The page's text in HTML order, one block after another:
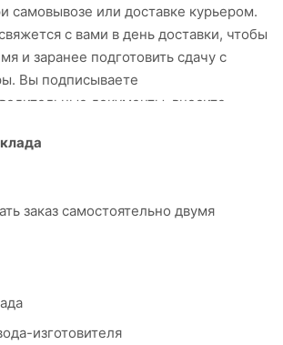
самовывозе или доставке курьером.
с вами в день доставки, чтобы
и заранее подготовить сдачу с
Вы подписываете
документы, вносите
получаете товар и чек.
расчет при самовывозе или
вас на сервер системы ASSIST. Здесь
при онлайн-заказе: PayPal,
заказ самостоятельно двумя
изготовителя